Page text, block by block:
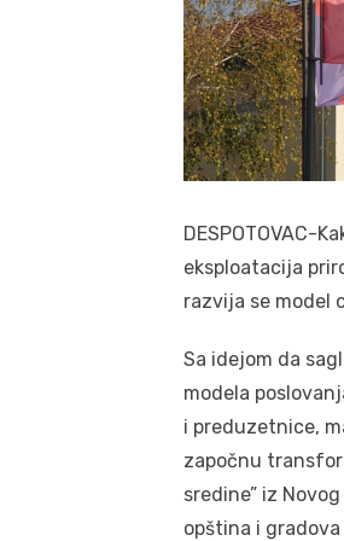
DESPOTOVAC-
eksploatacija
razvija se model
Sa idejom da
modela
i preduzetnice,
započnu
sredine” iz
opština i